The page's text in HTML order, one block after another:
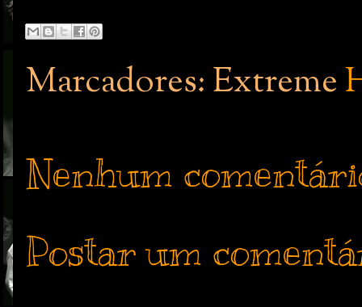
Marcadores: Extreme
Nenhum
Postar um